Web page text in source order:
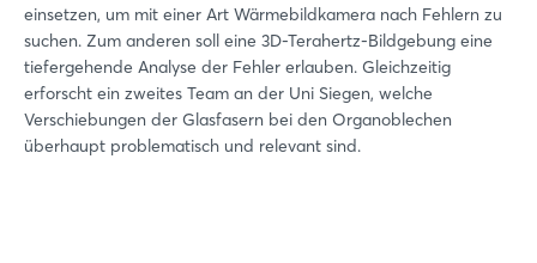
einsetzen, um mit einer Art Wärmebildkamera nach Fehlern zu
suchen. Zum anderen soll eine 3D-Terahertz-Bildgebung eine
tiefergehende Analyse der Fehler erlauben. Gleichzeitig
erforscht ein zweites Team an der Uni Siegen, welche
Verschiebungen der Glasfasern bei den Organoblechen
überhaupt problematisch und relevant sind.